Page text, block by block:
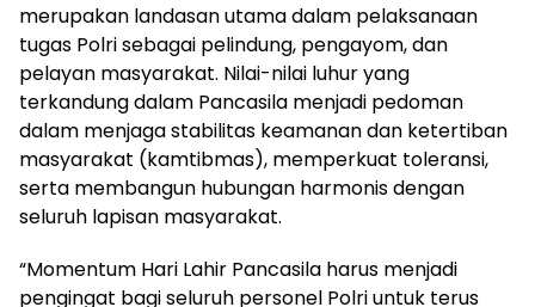
merupakan landasan utama dalam pelaksanaan
tugas Polri sebagai pelindung, pengayom, dan
pelayan masyarakat. Nilai-nilai luhur yang
terkandung dalam Pancasila menjadi pedoman
dalam menjaga stabilitas keamanan dan ketertiban
masyarakat (kamtibmas), memperkuat toleransi,
serta membangun hubungan harmonis dengan
seluruh lapisan masyarakat.
“Momentum Hari Lahir Pancasila harus menjadi
pengingat bagi seluruh personel Polri untuk terus